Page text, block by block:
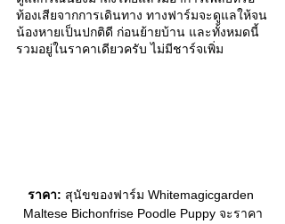
ท้องเสียจากการเดินทาง ทางฟาร์มจะดูแลให้จน
น้องหายเป็นปกติดี ก่อนย้ายบ้าน และทั้งหมดนี้
รวมอยู่ในราคาเดียวครับ ไม่มีชาร์จเพิ่ม
ราคา: สุนัขของฟาร์ม Whitemagicgarden
Maltese Bichonfrise Poodle Puppy จะราคา